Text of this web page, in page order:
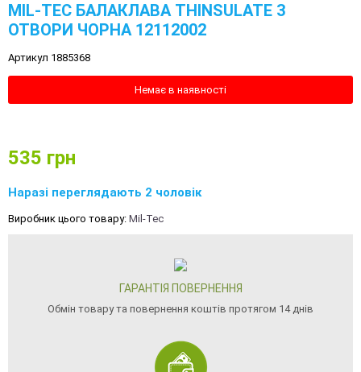
MIL-TEC БАЛАКЛАВА THINSULATE 3
ОТВОРИ ЧОРНА 12112002
Артикул 1885368
Немає в наявності
535 грн
Наразі переглядають 2 чоловік
Виробник цього товару: Mil-Tec
ГАРАНТІЯ ПОВЕРНЕННЯ
Обмін товару та повернення коштів протягом 14 днів